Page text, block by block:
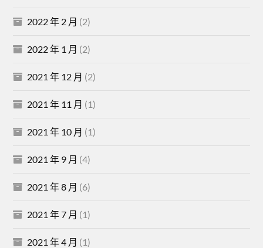
2022 年 2 月 (2)
2022 年 1 月 (2)
2021 年 12 月 (2)
2021 年 11 月 (1)
2021 年 10 月 (1)
2021 年 9 月 (4)
2021 年 8 月 (6)
2021 年 7 月 (1)
2021 年 4 月 (1)